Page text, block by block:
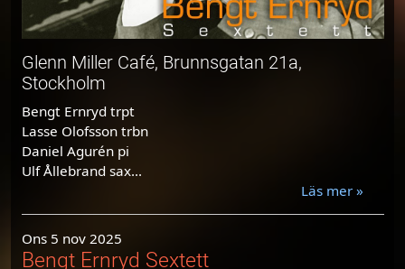
Glenn Miller Café, Brunnsgatan 21a,
Stockholm
Bengt Ernryd trpt
Lasse Olofsson trbn
Daniel Agurén pi
Ulf Ållebrand sax...
Läs mer »
Ons 5 nov 2025
Bengt Ernryd Sextett